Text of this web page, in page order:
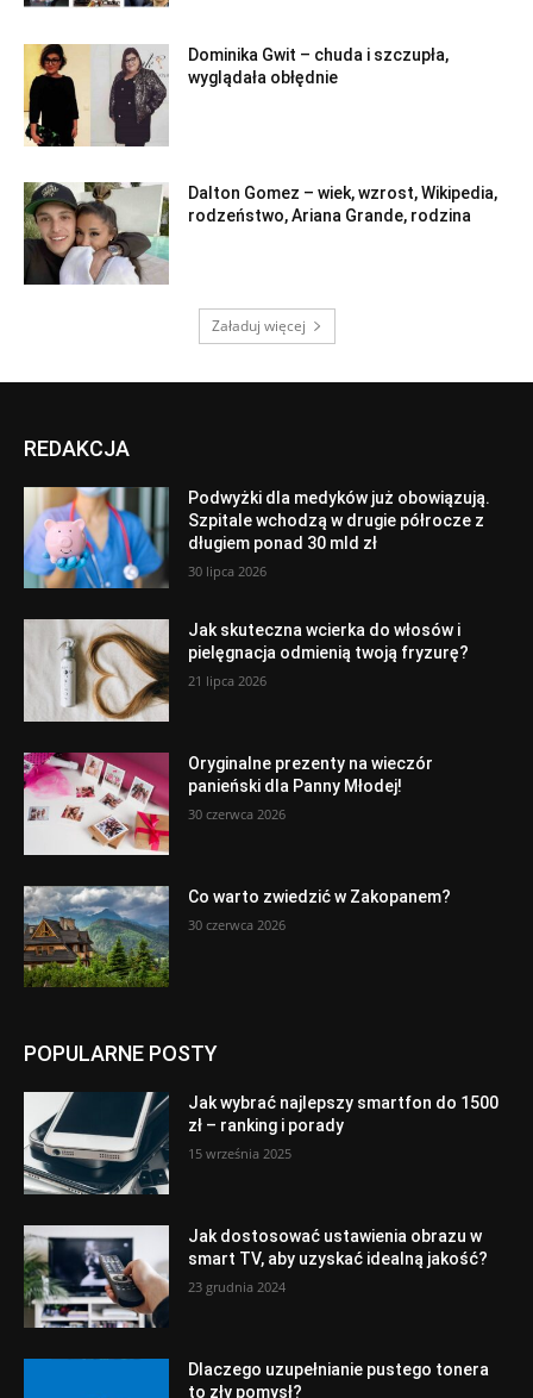
Dominika Gwit – chuda i szczupła,
wyglądała obłędnie
Dalton Gomez – wiek, wzrost, Wikipedia,
rodzeństwo, Ariana Grande, rodzina
Załaduj więcej
REDAKCJA
Podwyżki dla medyków już obowiązują.
Szpitale wchodzą w drugie półrocze z
długiem ponad 30 mld zł
30 lipca 2026
Jak skuteczna wcierka do włosów i
pielęgnacja odmienią twoją fryzurę?
21 lipca 2026
Oryginalne prezenty na wieczór
panieński dla Panny Młodej!
30 czerwca 2026
Co warto zwiedzić w Zakopanem?
30 czerwca 2026
POPULARNE POSTY
Jak wybrać najlepszy smartfon do 1500
zł – ranking i porady
15 września 2025
Jak dostosować ustawienia obrazu w
smart TV, aby uzyskać idealną jakość?
23 grudnia 2024
Dlaczego uzupełnianie pustego tonera
to zły pomysł?